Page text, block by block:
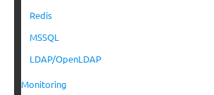
Redis
MSSQL
LDAP/OpenLDAP
Monitoring